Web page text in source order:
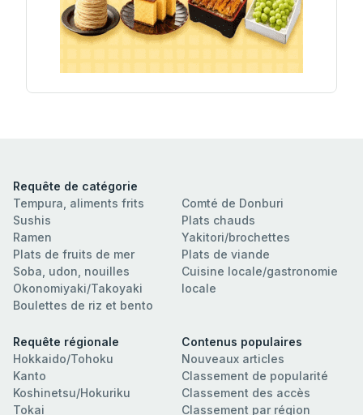
Requête de catégorie
Tempura, aliments frits
Sushis
Ramen
Plats de fruits de mer
Soba, udon, nouilles
Okonomiyaki/Takoyaki
Boulettes de riz et bento
Comté de Donburi
Plats chauds
Yakitori/brochettes
Plats de viande
Cuisine locale/gastronomie
locale
Requête régionale
Hokkaido/Tohoku
Kanto
Koshinetsu/Hokuriku
Tokai
Contenus populaires
Nouveaux articles
Classement de popularité
Classement des accès
Classement par région